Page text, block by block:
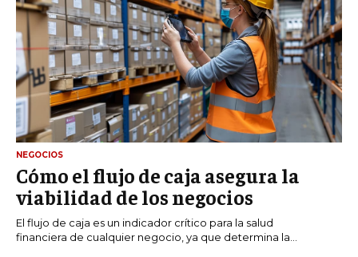
NEGOCIOS
Cómo el flujo de caja asegura la
viabilidad de los negocios
El flujo de caja es un indicador crítico para la salud
financiera de cualquier negocio, ya que determina la...